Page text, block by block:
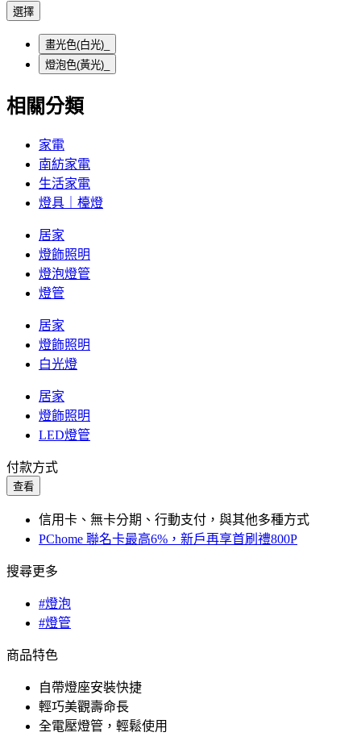
選擇
畫光色(白光)_
燈泡色(黃光)_
相關分類
家電
南紡家電
生活家電
燈具｜檯燈
居家
燈飾照明
燈泡燈管
燈管
居家
燈飾照明
白光燈
居家
燈飾照明
LED燈管
付款方式
查看
信用卡、無卡分期、行動支付，與其他多種方式
PChome 聯名卡最高6%，新戶再享首刷禮800P
搜尋更多
#燈泡
#燈管
商品特色
自帶燈座安裝快捷
輕巧美觀壽命長
全電壓燈管，輕鬆使用